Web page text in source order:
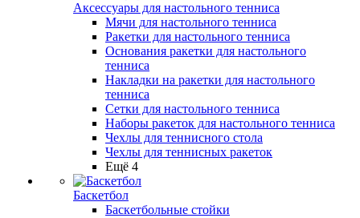
Аксессуары для настольного тенниса
Мячи для настольного тенниса
Ракетки для настольного тенниса
Основания ракетки для настольного
тенниса
Накладки на ракетки для настольного
тенниса
Сетки для настольного тенниса
Наборы ракеток для настольного тенниса
Чехлы для теннисного стола
Чехлы для теннисных ракеток
Ещё 4
Баскетбол
Баскетбольные стойки